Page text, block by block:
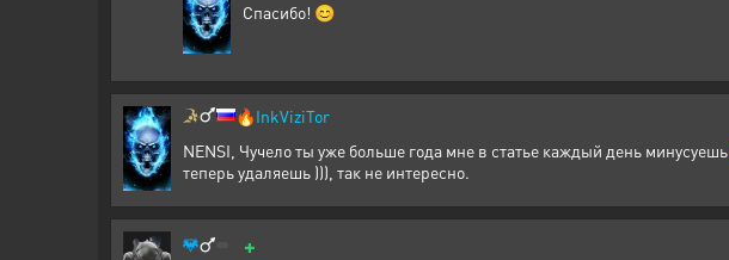
Спасибо! 😊
🔥InkViziTor
NENSI, Чучело ты уже больше года мне в статье каждый день
теперь удаляешь ))), так не интересно.
+